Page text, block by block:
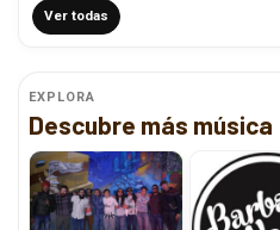
Ver todas
EXPLORA
Descubre más música